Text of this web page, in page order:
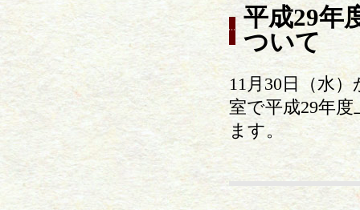
平成29年
ついて
11月30日（水
室で平成29年
ます。